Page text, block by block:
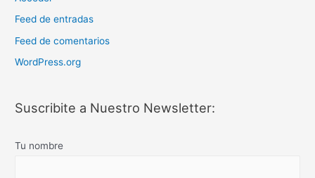
Feed de entradas
Feed de comentarios
WordPress.org
Suscribite a Nuestro Newsletter:
Tu nombre